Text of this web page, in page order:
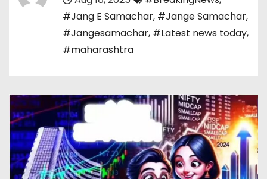
#Jang E Samachar, #Jange Samachar,
#Jangesamachar, #Latest news today,
#maharashtra